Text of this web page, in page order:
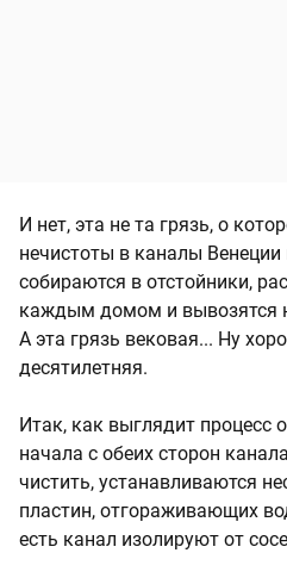
И нет, эта не та грязь, о
нечистоты в каналы
собираются в отстойники,
каждым домом и вывозятся
А эта грязь вековая... Ну
десятилетняя.
Итак, как выглядит процесс
начала с обеих сторон
чистить, устанавливаются
пластин, отгораживающих
есть канал изолируют от